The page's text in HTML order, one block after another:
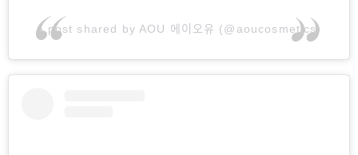
A post shared by AOU 에이오유 (@aoucosmetics)